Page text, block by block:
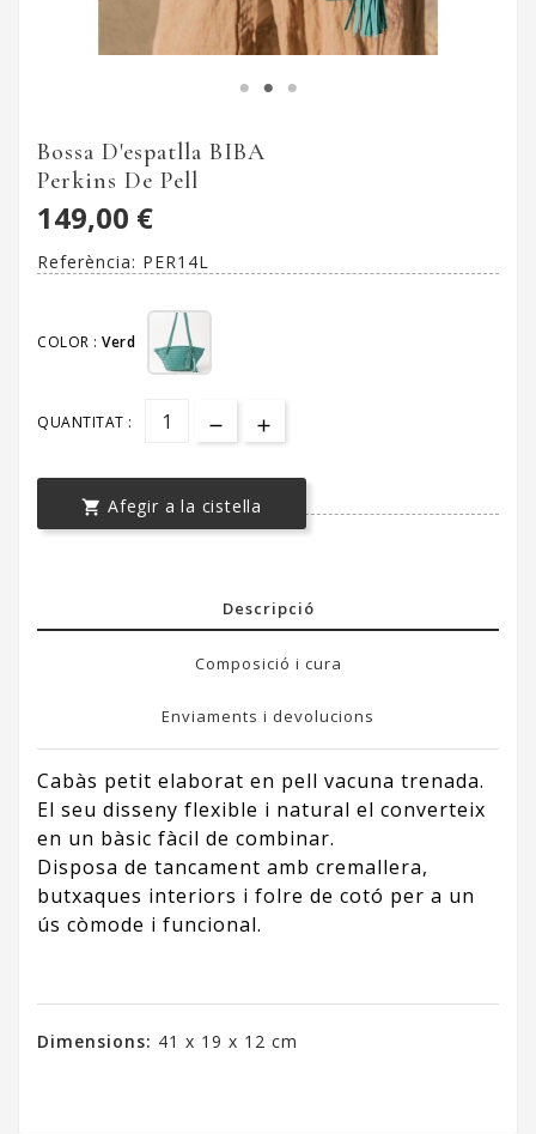
Bossa D'espatlla BIBA
Perkins De Pell
149,00 €
Referència: PER14L
COLOR : Verd
QUANTITAT :
 Afegir a la cistella
Descripció
Composició i cura
Enviaments i devolucions
Cabàs petit elaborat en pell vacuna trenada.
El seu disseny flexible i natural el converteix
en un bàsic fàcil de combinar.
Disposa de tancament amb cremallera,
butxaques interiors i folre de cotó per a un
ús còmode i funcional.
Dimensions: 41 x 19 x 12 cm